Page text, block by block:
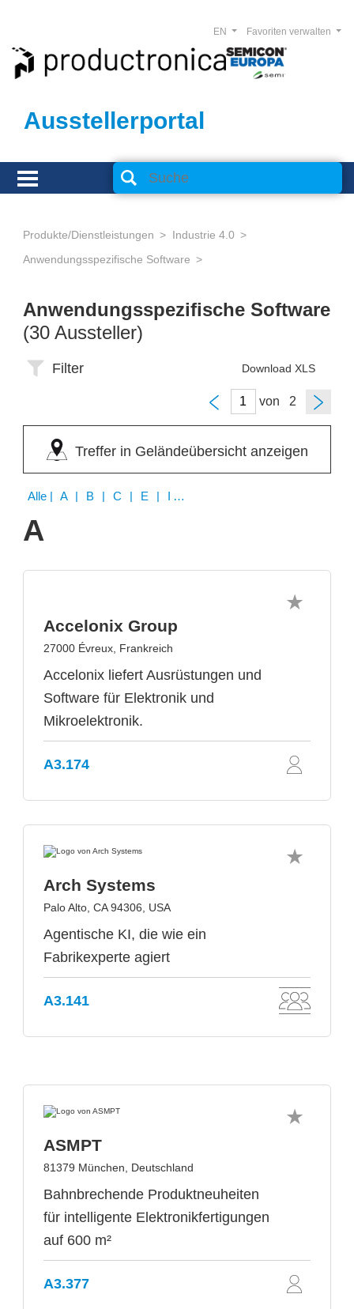
Ausstellerportal
Favoriten verwalten
EN
Produkte/Dienstleistungen
Industrie 4.0
Anwendungsspezifische Software
Anwendungsspezifische Software
(30 Aussteller)
Filter Download XLS
von
Treffer in Geländeübersicht anzeigen
Alle | A | B | C | E | I | K | L | M | N | O | S | T | U | V | W | X
A
Accelonix Group
27000 Évreux, Frankreich
Accelonix liefert Ausrüstungen und
Software für Elektronik und
Mikroelektronik.
A3.174
Arch Systems
Palo Alto, CA 94306, USA
Agentische KI, die wie ein
Fabrikexperte agiert
A3.141
ASMPT
81379 München, Deutschland
Bahnbrechende Produktneuheiten
für intelligente Elektronikfertigungen
auf 600 m²
A3.377